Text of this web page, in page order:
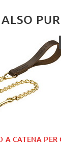
A CATENA PER